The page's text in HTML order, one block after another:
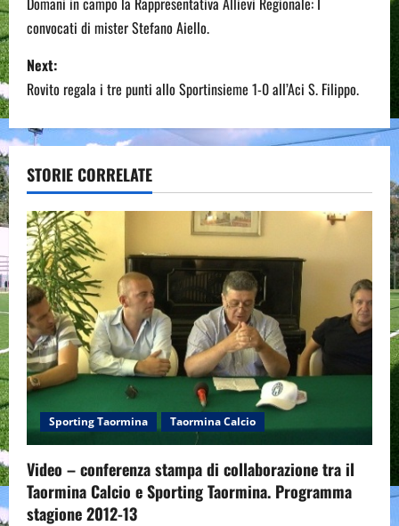
o
s
t
n
a
v
i
g
a
t
i
o
n
convocati di mister Stefano Aiello.
Next:
Rovito regala i tre punti allo Sportinsieme 1-0 all’Aci S. Filippo.
STORIE CORRELATE
Sporting Taormina Taormina Calcio
Video – conferenza stampa di collaborazione tra il
Taormina Calcio e Sporting Taormina. Programma
stagione 2012-13